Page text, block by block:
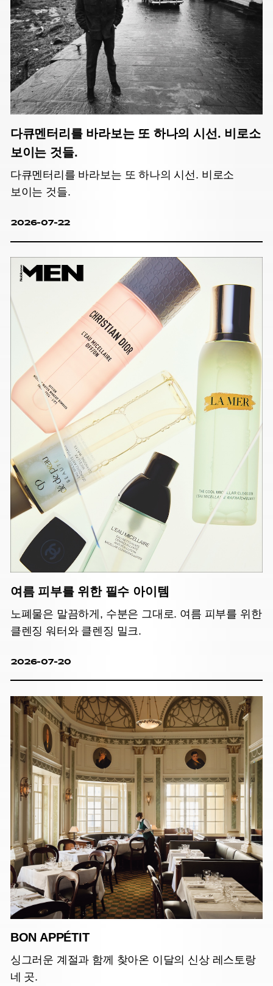
다큐멘터리를 바라보는 또 하나의 시선. 비로소
보이는 것들.
다큐멘터리를 바라보는 또 하나의 시선. 비로소
보이는 것들.
2026-07-22
여름 피부를 위한 필수 아이템
노폐물은 말끔하게, 수분은 그대로. 여름 피부를 위한
클렌징 워터와 클렌징 밀크.
2026-07-20
BON APPÉTIT
싱그러운 계절과 함께 찾아온 이달의 신상 레스토랑
네 곳.